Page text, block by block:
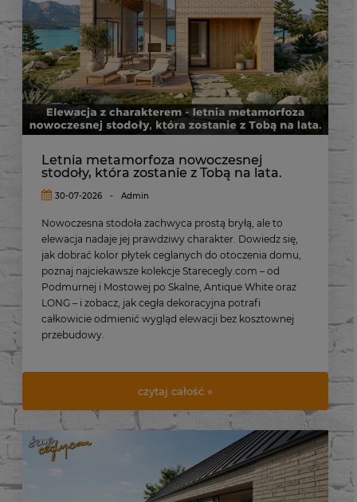
Letnia metamorfoza nowoczesnej
stodoły, która zostanie z Tobą na lata.
- Admin
Nowoczesna stodoła zachwyca prostą bryłą, ale to
elewacja nadaje jej prawdziwy charakter. Dowiedz się,
jak dobrać kolor płytek ceglanych do otoczenia domu,
poznaj najciekawsze kolekcje Starecegly.com – od
Podmurnej i Mostowej po Skalne, Antique White oraz
LONG – i zobacz, jak cegła dekoracyjna potrafi
całkowicie odmienić wygląd elewacji bez kosztownej
czytaj całość »